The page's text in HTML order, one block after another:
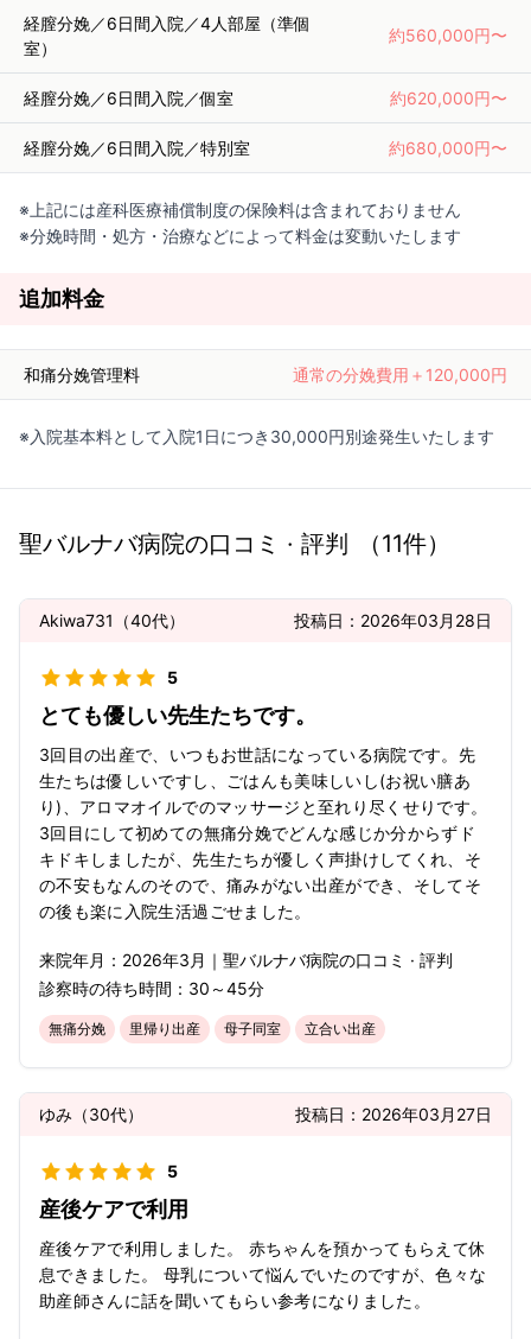
経膣分娩／6日間入院／4人部屋（準個
室）
約560,000円〜
経膣分娩／6日間入院／個室 約620,000円〜
経膣分娩／6日間入院／特別室 約680,000円〜
※上記には産科医療補償制度の保険料は含まれておりません
※分娩時間・処方・治療などによって料金は変動いたします
追加料金
和痛分娩管理料 通常の分娩費用＋120,000円
※入院基本料として入院1日につき30,000円別途発生いたします
聖バルナバ病院の口コミ · 評判 （11件）
Akiwa731 （40代） 投稿日： 2026年03月28日
5
とても優しい先生たちです。
3回目の出産で、いつもお世話になっている病院です。先
生たちは優しいですし、ごはんも美味しいし(お祝い膳あ
り)、アロマオイルでのマッサージと至れり尽くせりです。
3回目にして初めての無痛分娩でどんな感じか分からずド
キドキしましたが、先生たちが優しく声掛けしてくれ、そ
の不安もなんのそので、痛みがない出産ができ、そしてそ
の後も楽に入院生活過ごせました。
来院年月： 2026年3月 ｜ 聖バルナバ病院の口コミ · 評判
診察時の待ち時間： 30～45分
無痛分娩 里帰り出産 母子同室 立合い出産
ゆみ （30代） 投稿日： 2026年03月27日
5
産後ケアで利用
産後ケアで利用しました。 赤ちゃんを預かってもらえて休
息できました。 母乳について悩んでいたのですが、色々な
助産師さんに話を聞いてもらい参考になりました。